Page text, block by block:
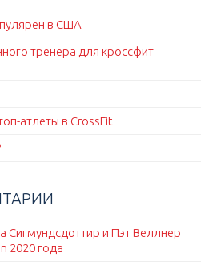
в США
тренера для кроссфит
атлеты в CrossFit
Сигмундсдоттир и Пэт Веллнер
2020 года